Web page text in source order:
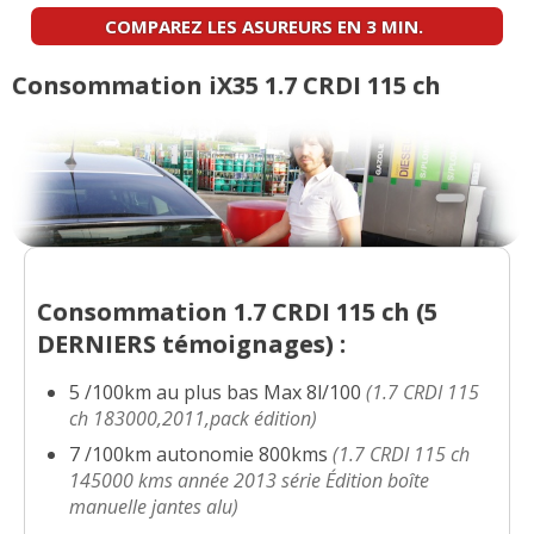
11/20 1.7 crdi 115 ch pack PREMIUM
12/20
1.7 CRDI 115 ch BVM 63000 KM 2013
SENSATION(0 )
16/20
1.7 CRDI 115 ch 19000 kms 2014 1.7
115ch blue(0 )
09/20 1.7 CRDI 115 ch 34000, mars 2012,(
)
12/20
1.7 CRDI 115 ch BV manuelle 50000km
jante alu
COMPAREZ LES ASUREURS EN 3 MIN.
Consommation iX35 1.7 CRDI 115 ch
Consommation 1.7 CRDI 115 ch (5
DERNIERS témoignages) :
5 /100km au plus bas Max 8l/100(1.7 CRDI 115
ch 183000,2011,pack édition)
7 /100km autonomie 800kms(1.7 CRDI 115 ch
145000 kms année 2013 série Édition boîte
manuelle jantes alu)